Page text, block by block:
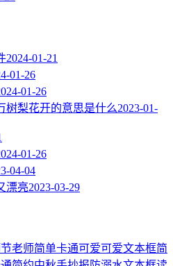
2024-01-21
01-26
01-26
树梨花开的意思是什么2023-01-
01-26
04-04
漂亮2023-03-29
老师简单卡通可爱可爱文本框简